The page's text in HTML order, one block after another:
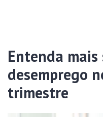
Entenda
desemprego
trimestre